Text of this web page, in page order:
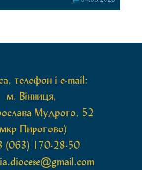
телефон і e-mail:
м. Вінниця,
Мудрого, 52
Пирогово)
(063) 170-28-50